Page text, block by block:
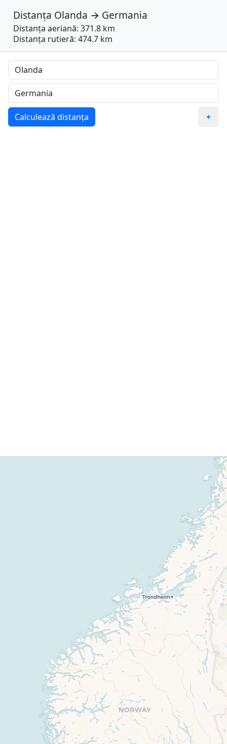
Distanța Olanda → Germania
Distanța aeriană: 371.8 km
Distanța rutieră: 474.7 km
Calculează distanța +